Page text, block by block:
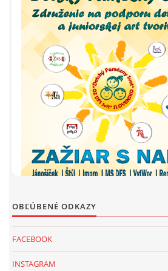
OBĽÚBENÉ ODKAZY
FACEBOOK
INSTAGRAM